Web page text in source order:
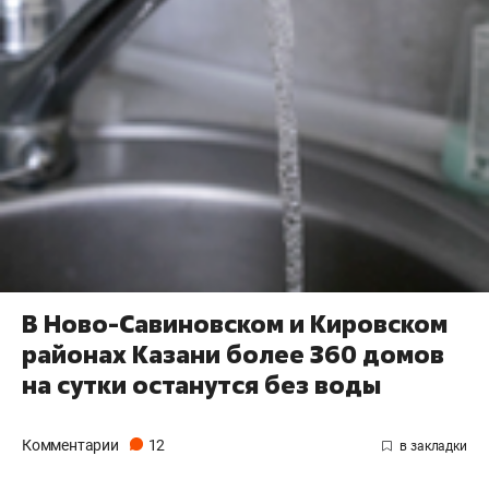
В Ново-Савиновском и Кировском
районах Казани более 360 домов
на сутки останутся без воды
Комментарии 12